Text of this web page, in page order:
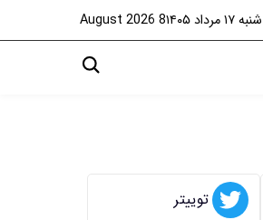
شنبه ۱۷ مرداد ۱۴۰۵ 8 August 2026
توییتر